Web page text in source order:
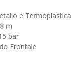
e Termoplastica
m
bar
Frontale